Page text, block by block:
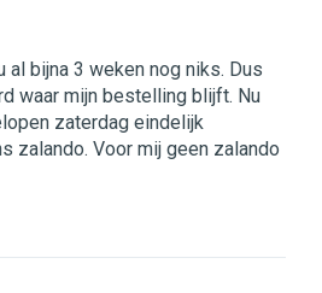
al bijna 3 weken nog niks. Dus
waar mijn bestelling blijft. Nu
zaterdag eindelijk
zalando. Voor mij geen zalando